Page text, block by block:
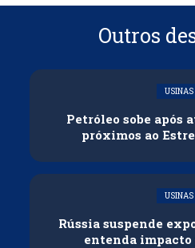
Outros
USINAS
Petróleo sobe após
próximos ao
USINAS
Rússia suspende
entenda impacto